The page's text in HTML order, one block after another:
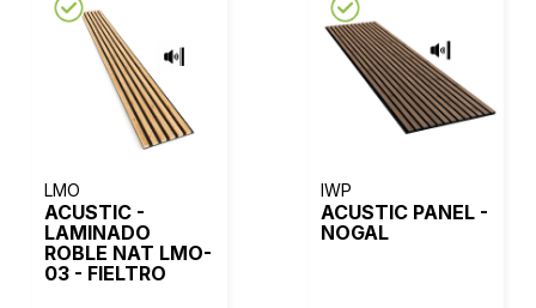
LMO
ACUSTIC -
LAMINADO
ROBLE NAT LMO-
03 - FIELTRO
IWP
ACUSTIC PANEL -
NOGAL